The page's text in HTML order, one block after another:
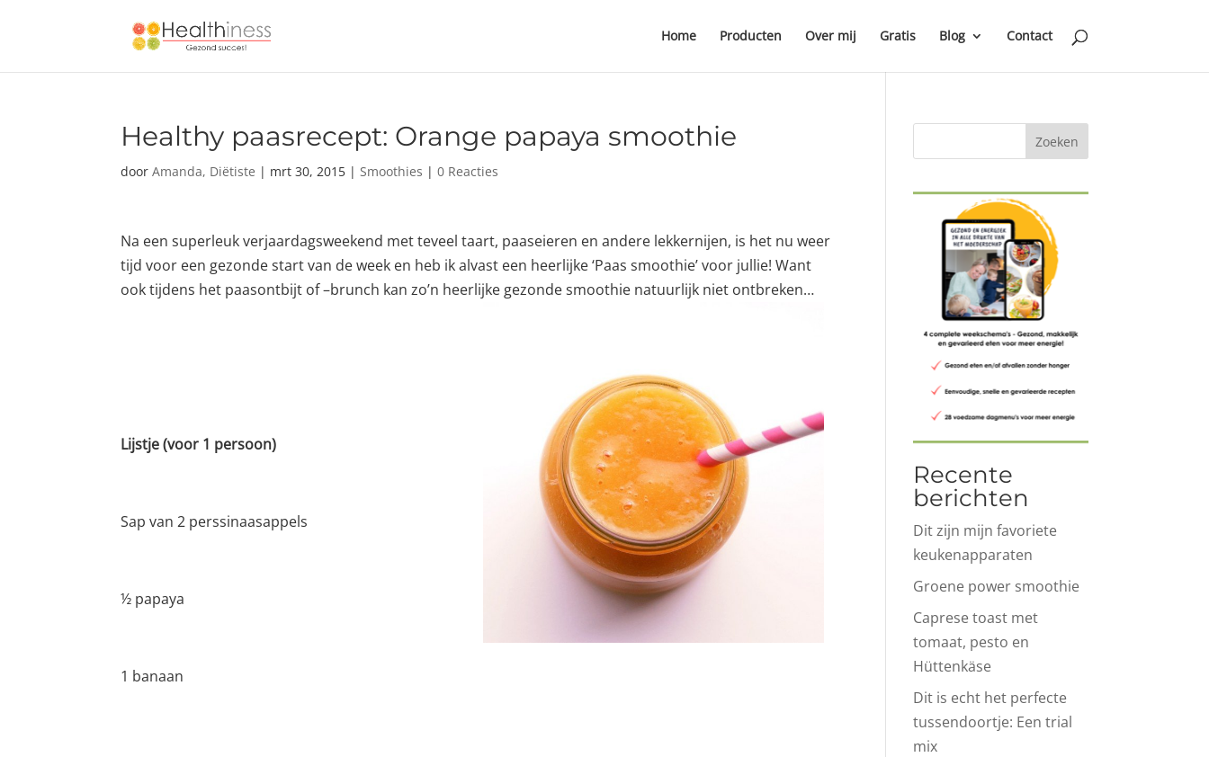
Home Producten Over mij Gratis Blog Contact
Healthy paasrecept: Orange papaya smoothie
doorAmanda, Diëtiste | mrt 30, 2015 |Smoothies |0 Reacties
Na een superleuk verjaardagsweekend met teveel taart, paaseieren en andere lekkernijen, is het nu weer
tijd voor een gezonde start van de week en heb ik alvast een heerlijke ‘Paas smoothie’ voor jullie! Want
ook tijdens het paasontbijt of –brunch kan zo’n heerlijke gezonde smoothie natuurlijk niet ontbreken…
Lijstje (voor 1 persoon)
Sap van 2 perssinaasappels
½ papaya
1 banaan
Recente
berichten
Dit zijn mijn favoriete
keukenapparaten
Groene power smoothie
Caprese toast met
tomaat, pesto en
Hüttenkäse
Dit is echt het perfecte
tussendoortje: Een trial
mix